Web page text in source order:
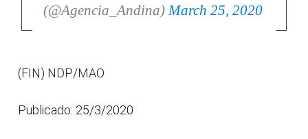
(@Agencia_Andina)March 25, 2020
(FIN) NDP/MAO
Publicado: 25/3/2020